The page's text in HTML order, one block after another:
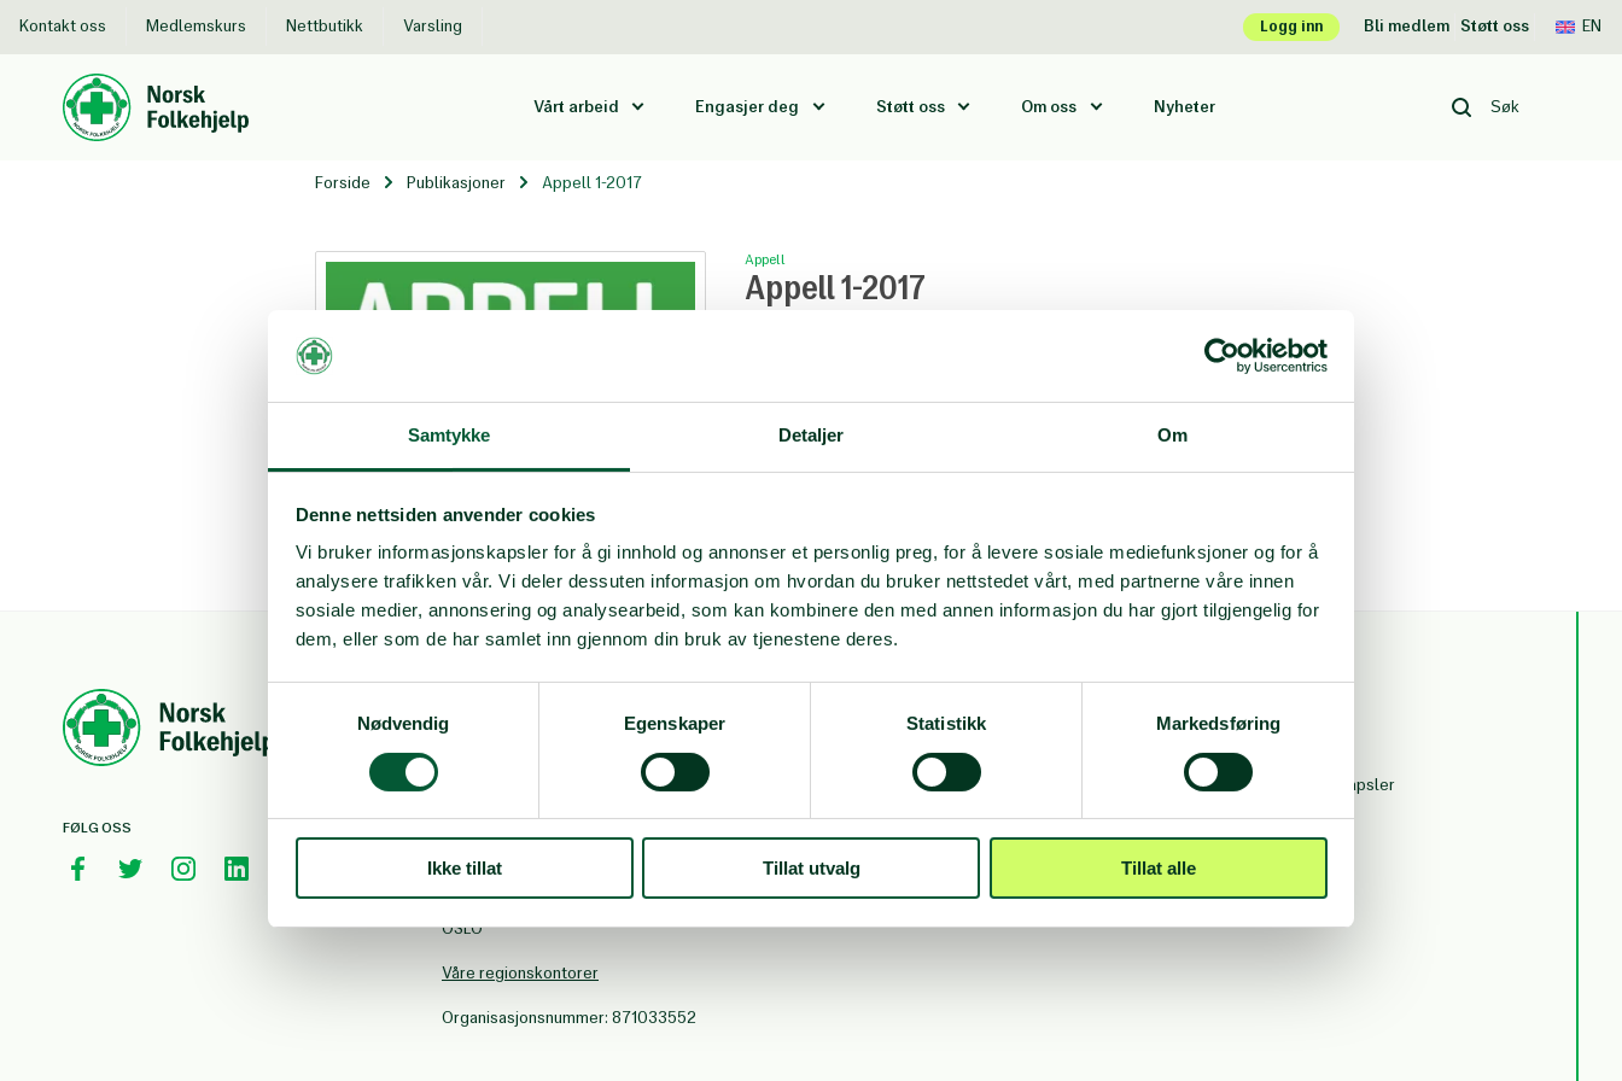
Samtykke Detaljer Om
Denne nettsiden anvender cookies
Vi bruker informasjonskapsler for å gi innhold og annonser et personlig preg, for å levere sosiale mediefunksjoner og for å
analysere trafikken vår. Vi deler dessuten informasjon om hvordan du bruker nettstedet vårt, med partnerne våre innen
sosiale medier, annonsering og analysearbeid, som kan kombinere den med annen informasjon du har gjort tilgjengelig for
dem, eller som de har samlet inn gjennom din bruk av tjenestene deres.
Nødvendig
Egenskaper Statistikk Markedsføring
Ikke tillat Tillat utvalg Tillat alle
hovedinnhold
Kontakt oss Medlemskurs Nettbutikk Varsling Logg inn Bli medlem Støtt oss EN
Vårt arbeid Engasjer deg Støtt oss Om oss Nyheter
Forside Publikasjoner Appell 1-2017
Appell 1-2017 Appell
Appell 1-2017
Tema: Folkelig motstand
FØLG OSS
Innsamlingskonto: 5005.14.00000
Konto for fagbevegelsen: 9001.08.76000
Telefon 22 03 77 00
E-post:norsk.folkehjelp@npaid.org
Postboks 8844, Youngstorget, 0028 OSLO
OSLO
Våre regionskontorer
Organisasjonsnummer: 871033552
Resultatrapport
Alle publikasjoner
Personvern og
informasjonskapsler